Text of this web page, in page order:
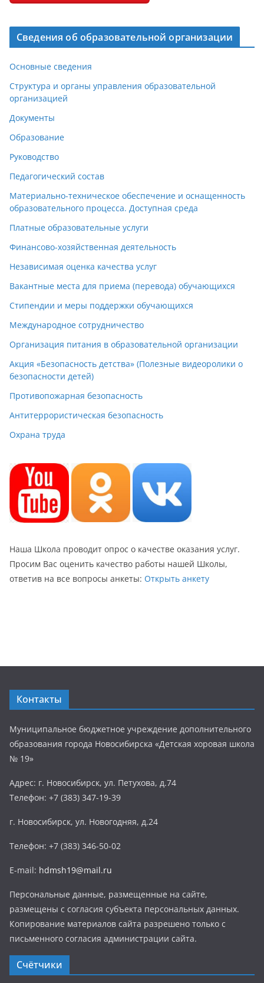
Сведения об образовательной организации
Основные сведения
Структура и органы управления образовательной
организацией
Документы
Образование
Руководство
Педагогический состав
Материально-техническое обеспечение и оснащенность
образовательного процесса. Доступная среда
Платные образовательные услуги
Финансово-хозяйственная деятельность
Независимая оценка качества услуг
Вакантные места для приема (перевода) обучающихся
Стипендии и меры поддержки обучающихся
Международное сотрудничество
Организация питания в образовательной организации
Акция «Безопасность детства» (Полезные видеоролики о
безопасности детей)
Противопожарная безопасность
Антитеррористическая безопасность
Охрана труда
Наша Школа проводит опрос о качестве оказания услуг.
Просим Вас оценить качество работы нашей Школы,
ответив на все вопросы анкеты: Открыть анкету
Контакты
Муниципальное бюджетное учреждение дополнительного
образования города Новосибирска «Детская хоровая школа
№ 19»
Адрес: г. Новосибирск, ул. Петухова, д.74
Телефон: +7 (383) 347-19-39
г. Новосибирск, ул. Новогодняя, д.24
Телефон: +7 (383) 346-50-02
E-mail: hdmsh19@mail.ru
Персональные данные, размещенные на сайте,
размещены с согласия субъекта персональных данных.
Копирование материалов сайта разрешено только с
письменного согласия администрации сайта.
Счётчики